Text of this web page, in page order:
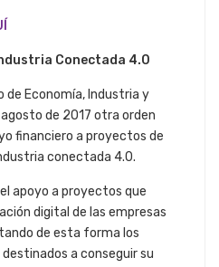
Conectada 4.0
de Economía, Industria y
de 2017 otra orden
financiero a proyectos de
conectada 4.0.
apoyo a proyectos que
digital de las empresas
de esta forma los
a conseguir su